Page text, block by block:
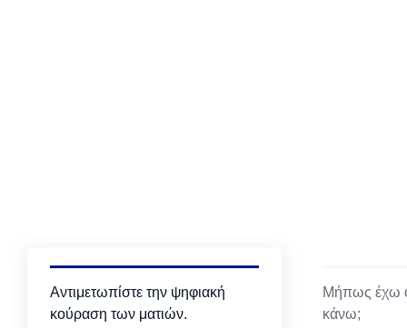
Αντιμετωπίστε την ψηφιακή
κούραση των ματιών.
Μήπως έχω
κάνω;